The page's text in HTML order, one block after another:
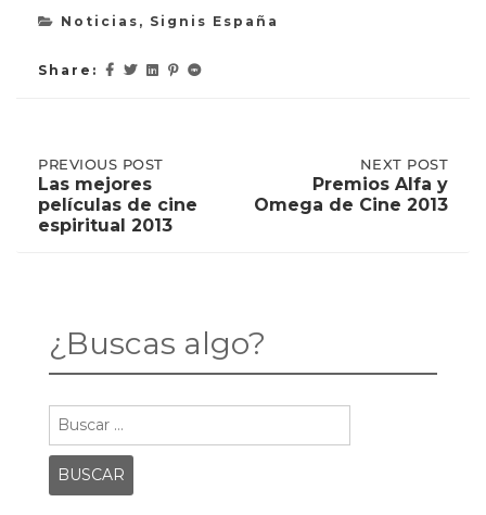
Noticias , Signis España
Share:
Post
navigation
PREVIOUS
POST:
LAS
MEJORES
PELÍCULAS
PREVIOUS POST
Las mejores
películas de cine
espiritual 2013
PREMIOS
ALFA
NEXT POST
Premios Alfa y
Omega de Cine 2013
¿Buscas algo?